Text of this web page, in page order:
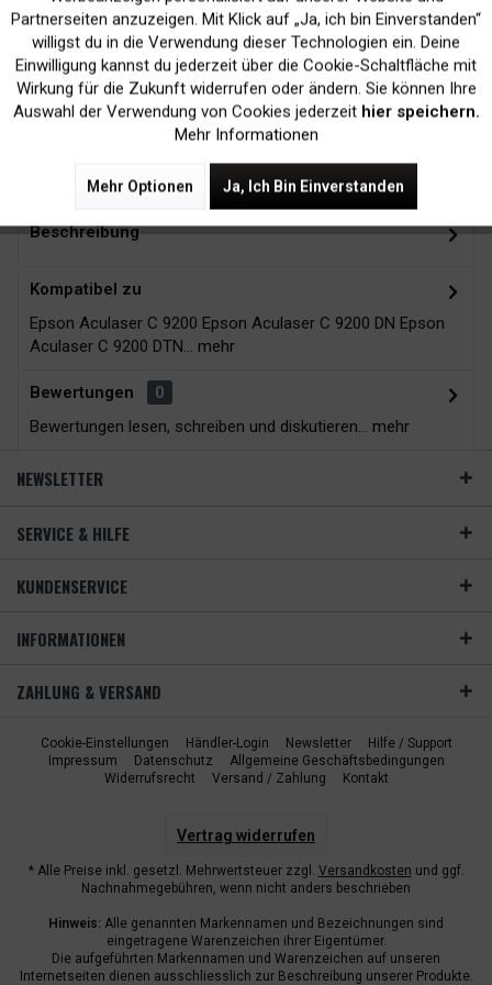
Kein Verlust der
Druckergarantie
Versand innerhalb von
24H*
Zubehör
Beschreibung
Kompatibel zu
Epson Aculaser C 9200 Epson Aculaser C 9200 DN Epson
Aculaser C 9200 DTN... mehr
Bewertungen
0
Bewertungen lesen, schreiben und diskutieren... mehr
NEWSLETTER
SERVICE & HILFE
KUNDENSERVICE
INFORMATIONEN
ZAHLUNG & VERSAND
Cookie-Einstellungen Händler-Login Newsletter
Hilfe / Support
Impressum
Datenschutz
Allgemeine Geschäftsbedingungen
Widerrufsrecht
Versand / Zahlung Kontakt
Vertrag widerrufen
* Alle Preise inkl. gesetzl. Mehrwertsteuer zzgl. Versandkosten und ggf.
Nachnahmegebühren, wenn nicht anders beschrieben
Hinweis: Alle genannten Markennamen und Bezeichnungen sind
eingetragene Warenzeichen ihrer Eigentümer.
Die aufgeführten Markennamen und Warenzeichen auf unseren
Internetseiten dienen ausschliesslich zur Beschreibung unserer Produkte.
Marketing Inaktiv
Tracking Inaktiv
Partnerseiten anzuzeigen. Mit Klick auf „Ja, ich bin Einverstanden“
willigst du in die Verwendung dieser Technologien ein. Deine
Einwilligung kannst du jederzeit über die Cookie-Schaltfläche mit
Wirkung für die Zukunft widerrufen oder ändern. Sie können Ihre
Auswahl der Verwendung von Cookies jederzeit hier speichern.
Mehr Informationen
Mehr Optionen Ja, Ich Bin Einverstanden